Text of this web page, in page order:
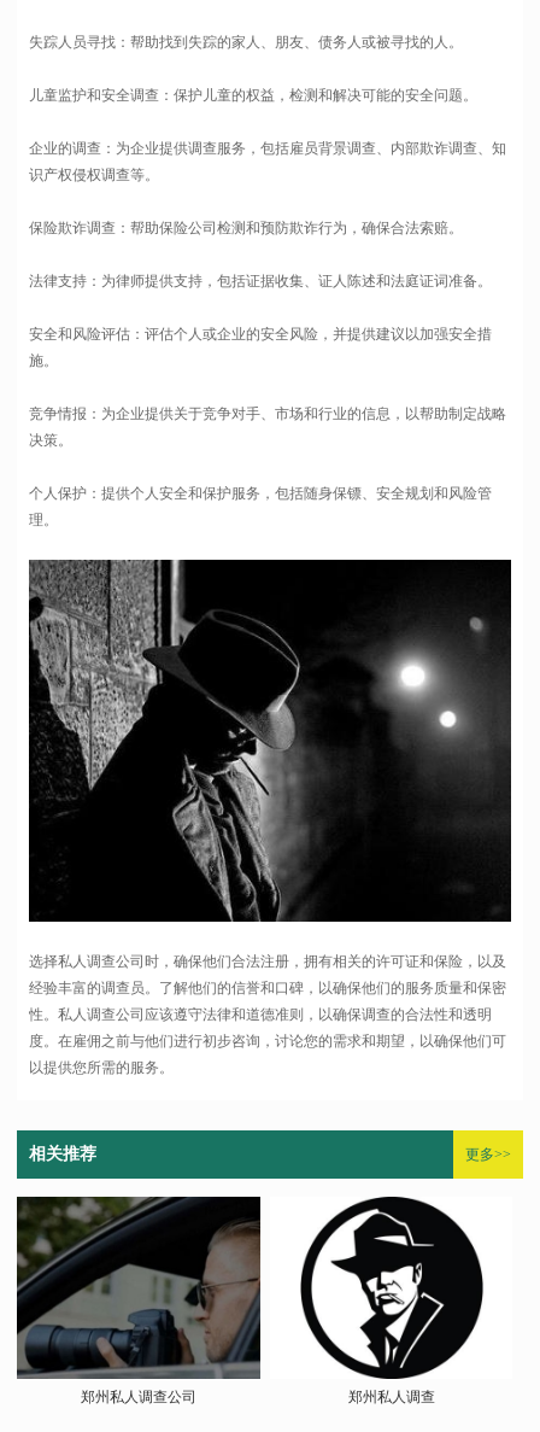
失踪人员寻找：帮助找到失踪的家人、朋友、债务人或被寻找的人。
儿童监护和安全调查：保护儿童的权益，检测和解决可能的安全问题。
企业的调查：为企业提供调查服务，包括雇员背景调查、内部欺诈调查、知
识产权侵权调查等。
保险欺诈调查：帮助保险公司检测和预防欺诈行为，确保合法索赔。
法律支持：为律师提供支持，包括证据收集、证人陈述和法庭证词准备。
安全和风险评估：评估个人或企业的安全风险，并提供建议以加强安全措
施。
竞争情报：为企业提供关于竞争对手、市场和行业的信息，以帮助制定战略
决策。
个人保护：提供个人安全和保护服务，包括随身保镖、安全规划和风险管
理。
选择私人调查公司时，确保他们合法注册，拥有相关的许可证和保险，以及
经验丰富的调查员。了解他们的信誉和口碑，以确保他们的服务质量和保密
性。私人调查公司应该遵守法律和道德准则，以确保调查的合法性和透明
度。在雇佣之前与他们进行初步咨询，讨论您的需求和期望，以确保他们可
以提供您所需的服务。
相关推荐 更多>>
郑州私人调查公司 郑州私人调查